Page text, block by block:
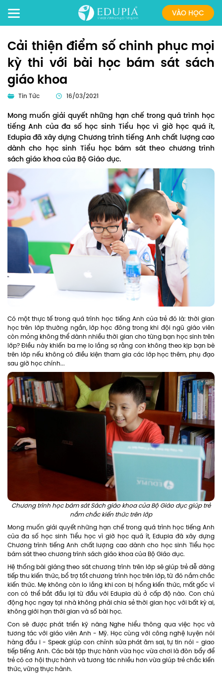
VÀO HỌC
Cải thiện điểm số chinh phục mọi
kỳ thi với bài học bám sát sách
giáo khoa
Tin Tức 16/03/2021
Mong muốn giải quyết những hạn chế trong quá trình học
tiếng Anh của đa số học sinh Tiểu học vì giờ học quá ít,
Edupia đã xây dựng Chương trình tiếng Anh chất lượng cao
dành cho học sinh Tiểu học bám sát theo chương trình
sách giáo khoa của Bộ Giáo dục.
Có một thực tế trong quá trình học tiếng Anh của trẻ đó là: thời gian
học trên lớp thường ngắn, lớp học đông trong khi đội ngũ giáo viên
còn mỏng không thể dành nhiều thời gian cho từng bạn học sinh trên
lớp? Điều này khiến ba mẹ lo lắng sợ rằng con không theo kịp bạn bè
trên lớp nếu không có điều kiện tham gia các lớp học thêm, phụ đạo
sau giờ học chính...
Chương trình học bám sát Sách giáo khoa của Bộ Giáo dục giúp trẻ
nắm chắc kiến thức trên lớp
Mong muốn giải quyết những hạn chế trong quá trình học tiếng Anh
của đa số học sinh Tiểu học vì giờ học quá ít, Edupia đã xây dựng
Chương trình tiếng Anh chất lượng cao dành cho học sinh Tiểu học
bám sát theo chương trình sách giáo khoa của Bộ Giáo dục.
Hệ thống bài giảng theo sát chương trình trên lớp sẽ giúp trẻ dễ dàng
tiếp thu kiến thức, bổ trợ tốt chương trình học trên lớp, từ đó nắm chắc
kiến thức. Mẹ không còn lo lắng khi con bị hổng kiến thức, mất gốc vì
con có thể bắt đầu lại từ đầu với Edupia dù ở cấp độ nào. Con chủ
động học ngay tại nhà không phải chia sẻ thời gian học với bất kỳ ai,
không giới hạn thời gian và số bài học.
Con sẽ được phát triển kỹ năng Nghe hiểu thông qua việc học và
tương tác với giáo viên Anh - Mỹ. Học cùng với công nghệ luyện nói
hàng đầu i - Speak giúp con chỉnh sửa phát âm sai, tự tin nói - giao
tiếp tiếng Anh. Các bài tập thực hành vừa học vừa chơi là đòn bẩy để
trẻ có cơ hội thực hành và tương tác nhiều hơn vừa giúp trẻ chắc kiến
thức, vững thực hành.